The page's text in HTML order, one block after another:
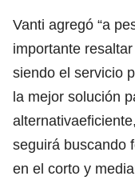
Vanti agregó “a
importante
siendo el servicio
la mejor solución
seguirá buscando
en el corto y